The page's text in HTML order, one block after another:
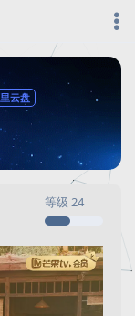
云盘
等级 24